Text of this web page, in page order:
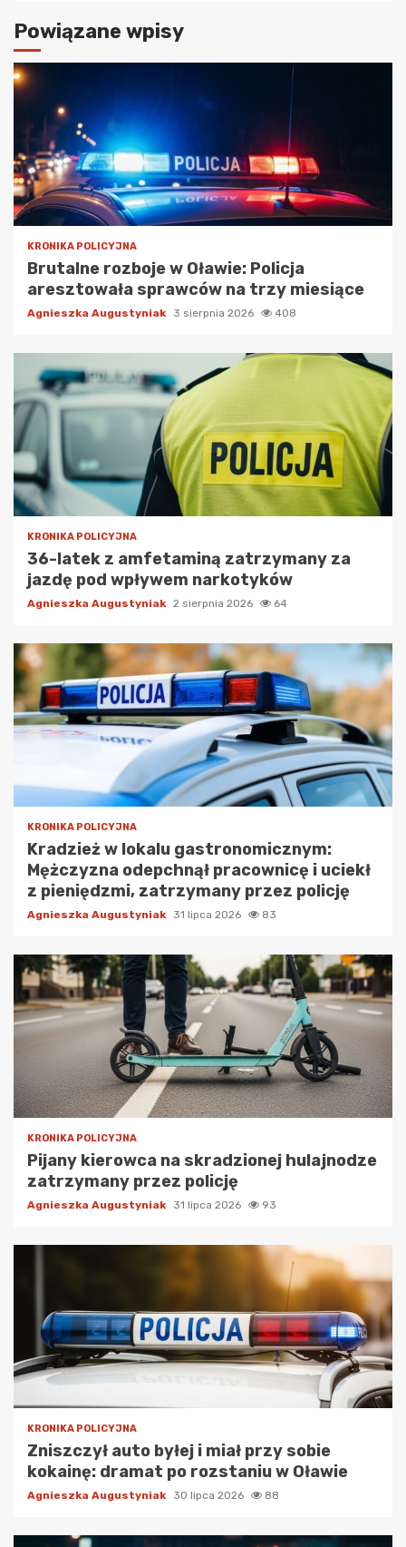
Powiązane wpisy
KRONIKA POLICYJNA
Brutalne rozboje w Oławie: Policja
aresztowała sprawców na trzy miesiące
Agnieszka Augustyniak 3 sierpnia 2026 408
KRONIKA POLICYJNA
36-latek z amfetaminą zatrzymany za
jazdę pod wpływem narkotyków
Agnieszka Augustyniak 2 sierpnia 2026 64
KRONIKA POLICYJNA
Kradzież w lokalu gastronomicznym:
Mężczyzna odepchnął pracownicę i uciekł
z pieniędzmi, zatrzymany przez policję
Agnieszka Augustyniak 31 lipca 2026 83
KRONIKA POLICYJNA
Pijany kierowca na skradzionej hulajnodze
zatrzymany przez policję
Agnieszka Augustyniak 31 lipca 2026 93
KRONIKA POLICYJNA
Zniszczył auto byłej i miał przy sobie
kokainę: dramat po rozstaniu w Oławie
Agnieszka Augustyniak 30 lipca 2026 88